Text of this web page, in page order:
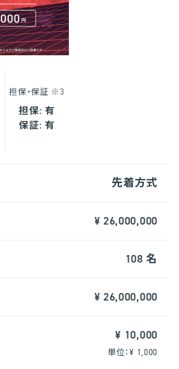
担保・保証 ※3
担保: 有
保証: 有
先着方式
¥ 26,000,000
108 名
¥ 26,000,000
¥ 10,000
単位：¥ 1,000